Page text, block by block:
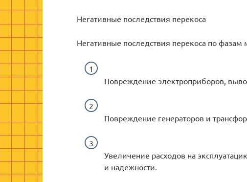
Негативные последствия перекоса
Негативные последствия перекоса по фазам
Повреждение электроприборов,
Повреждение генераторов и
Увеличение расходов на
и надежности.